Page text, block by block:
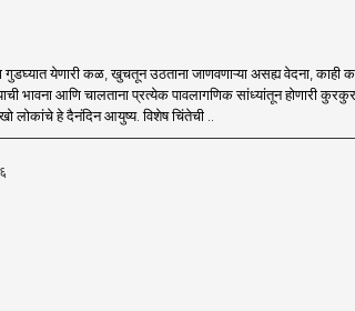
गुडघ्यात येणारी कळ, खुचतून उठताना जाणवणाऱ्या असह्य वेदना, काही
भावना आणि चालताना प्रत्येक पावलागणिक सांध्यांतून होणारी
लोकांचे हे दैनंदिन आयुष्य. विशेष चिंतेची ..